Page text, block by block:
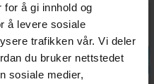
å gi innhold og
å levere sosiale
trafikken vår. Vi deler
du bruker nettstedet
sosiale medier,
Legg i handlekurven
Legg i